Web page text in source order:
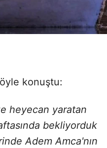
konuştu:
heyecan yaratan
bekliyorduk
Adem Amca'nın